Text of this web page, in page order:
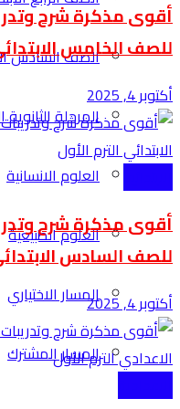
الصف السادس
المرحلة
العلوم الانسانية
العلوم الطبيعية
المسار الاختياري
المسار المشترك
أقوى مذكرة شرح
للصف الخامس
أكتوبر 4, 2025
أقوى مذكرة شرح
للصف السادس
أكتوبر 4, 2025